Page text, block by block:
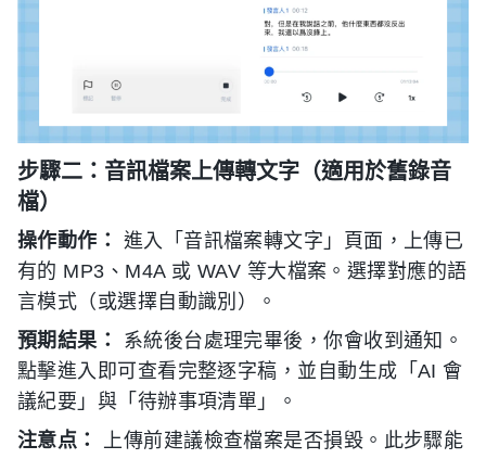
步驟二：音訊檔案上傳轉文字（適用於舊錄音
檔）
操作動作：
進入「音訊檔案轉文字」頁面，上傳已
有的 MP3、M4A 或 WAV 等大檔案。選擇對應的語
言模式（或選擇自動識別）。
預期結果：
系統後台處理完畢後，你會收到通知。
點擊進入即可查看完整逐字稿，並自動生成「AI 會
議紀要」與「待辦事項清單」。
注意点：
上傳前建議檢查檔案是否損毀。此步驟能